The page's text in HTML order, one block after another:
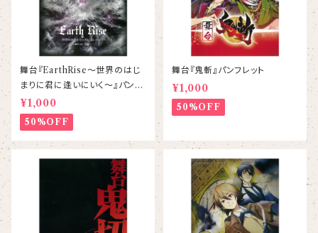
舞台『EarthRise〜世界のはじ
まりに君に逢いにいく〜』パンフ
レット
¥1,000
50%OFF
舞台『鬼斬』パンフレット
¥1,000
50%OFF